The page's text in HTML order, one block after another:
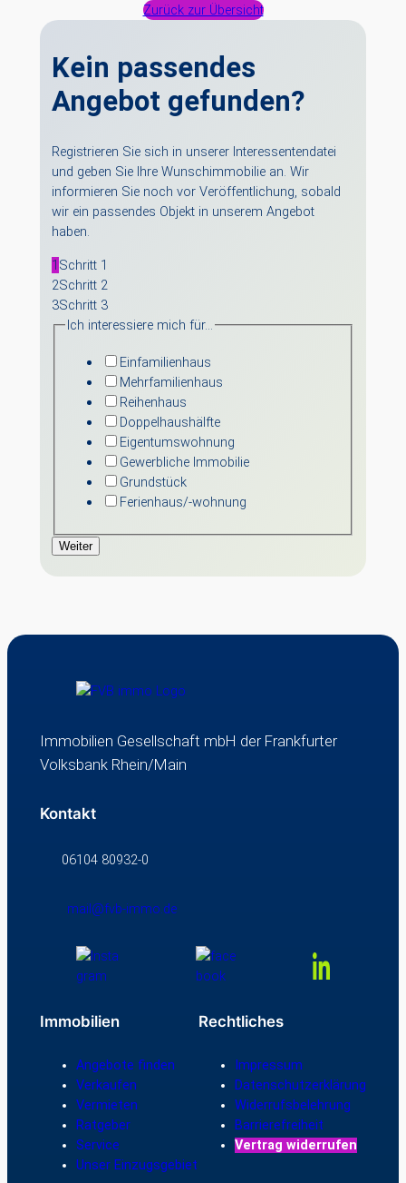
Zurück zur Übersicht
Kein passendes
Angebot gefunden?
Registrieren Sie sich in unserer Interessentendatei
und geben Sie Ihre Wunschimmobilie an. Wir
informieren Sie noch vor Veröffentlichung, sobald
wir ein passendes Objekt in unserem Angebot
haben.
1 Schritt 1
2Schritt 2
3Schritt 3
Ich interessiere mich für…
Einfamilienhaus
Mehrfamilienhaus
Reihenhaus
Doppelhaushälfte
Eigentumswohnung
Gewerbliche Immobilie
Grundstück
Ferienhaus/-wohnung
Weiter
Immobilien Gesellschaft mbH der Frankfurter
Volksbank Rhein/Main
Kontakt
06104 80932-0
mail@fvb-immo.de
Immobilien
Angebote finden
Verkaufen
Vermieten
Ratgeber
Service
Unser Einzugsgebiet
Rechtliches
Impressum
Datenschutzerklärung
Widerrufsbelehrung
Barrierefreiheit
Vertrag widerrufen